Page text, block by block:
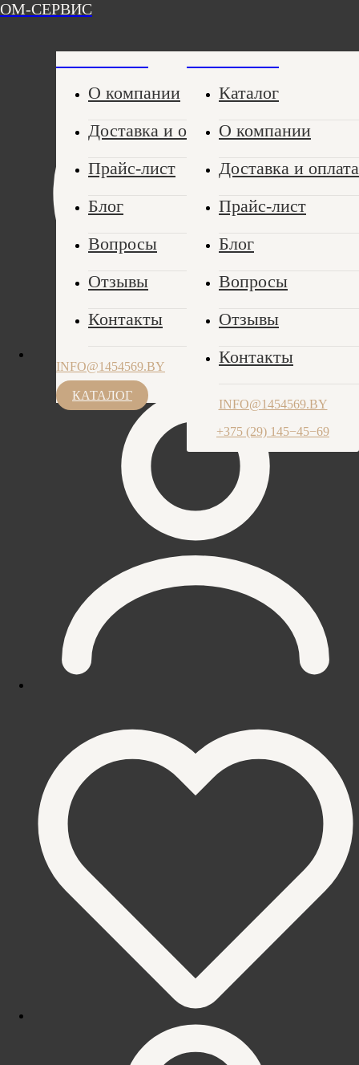
ОМ-СЕРВИС
О компании
Доставка и оплата
Прайс-лист
Блог
Вопросы
Отзывы
Контакты
INFO@1454569.BY
ПН-ЧТ: 9.00-17.30, ПТ: 9.00-17.00
КАТАЛОГ
Каталог
О компании
Доставка и оплата
Прайс-лист
Блог
Вопросы
Отзывы
Контакты
INFO@1454569.BY
+375 (29) 145−45−69